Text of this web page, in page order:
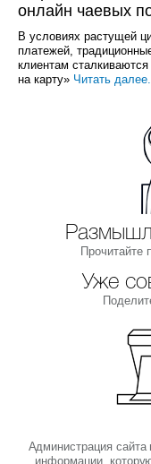
онлайн чаевых
В условиях растущей
платежей,
клиентам
на карту» Читать далее...
Прочитайте
Уже
Администрация сайта
информации,